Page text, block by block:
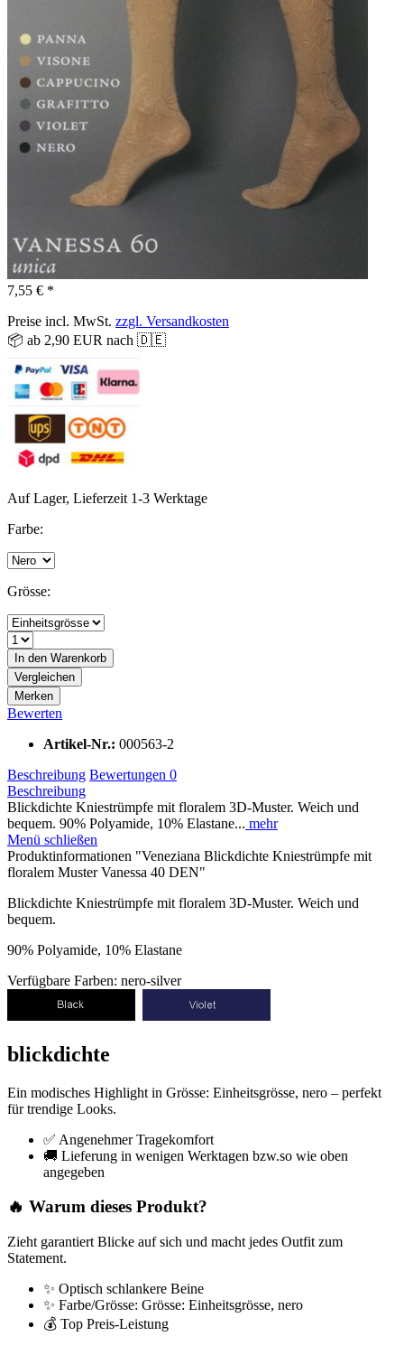
7,55 € *
Preise incl. MwSt. zzgl. Versandkosten
📦 ab 2,90 EUR nach 🇩🇪
Auf Lager, Lieferzeit 1-3 Werktage
Farbe:
Grösse:
In den Warenkorb
Vergleichen
Merken
Bewerten
Artikel-Nr.: 000563-2
Beschreibung Bewertungen 0
Beschreibung
Blickdichte Kniestrümpfe mit floralem 3D-Muster. Weich und
bequem. 90% Polyamide, 10% Elastane... mehr
Menü schließen
Produktinformationen "Veneziana Blickdichte Kniestrümpfe mit
floralem Muster Vanessa 40 DEN"
Blickdichte Kniestrümpfe mit floralem 3D-Muster. Weich und
bequem.
90% Polyamide, 10% Elastane
Verfügbare Farben: nero-silver
blickdichte
Ein modisches Highlight in Grösse: Einheitsgrösse, nero – perfekt
für trendige Looks.
✅ Angenehmer Tragekomfort
🚚 Lieferung in wenigen Werktagen bzw.so wie oben
angegeben
🔥 Warum dieses Produkt?
Zieht garantiert Blicke auf sich und macht jedes Outfit zum
Statement.
✨ Optisch schlankere Beine
✨ Farbe/Grösse: Grösse: Einheitsgrösse, nero
💰 Top Preis-Leistung